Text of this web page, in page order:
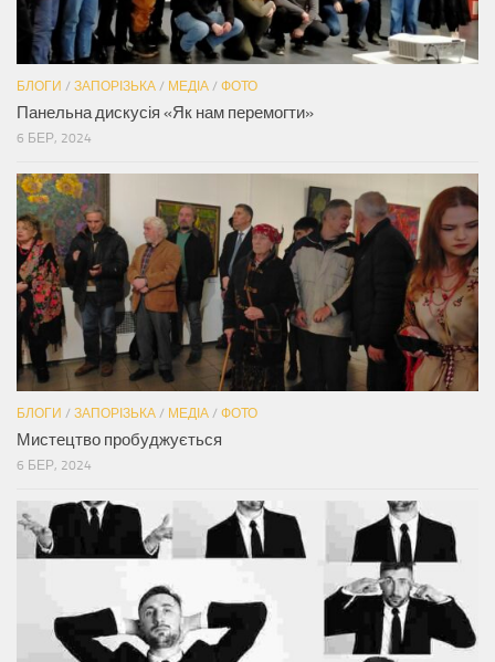
БЛОГИ / ЗАПОРІЗЬКА / МЕДІА / ФОТО
Панельна дискусія «Як нам перемогти»
6 БЕР, 2024
БЛОГИ / ЗАПОРІЗЬКА / МЕДІА / ФОТО
Мистецтво пробуджується
6 БЕР, 2024